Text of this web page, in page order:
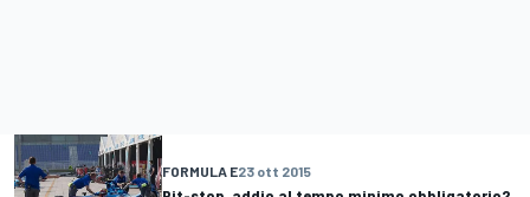
FORMULA E23 ott 2015